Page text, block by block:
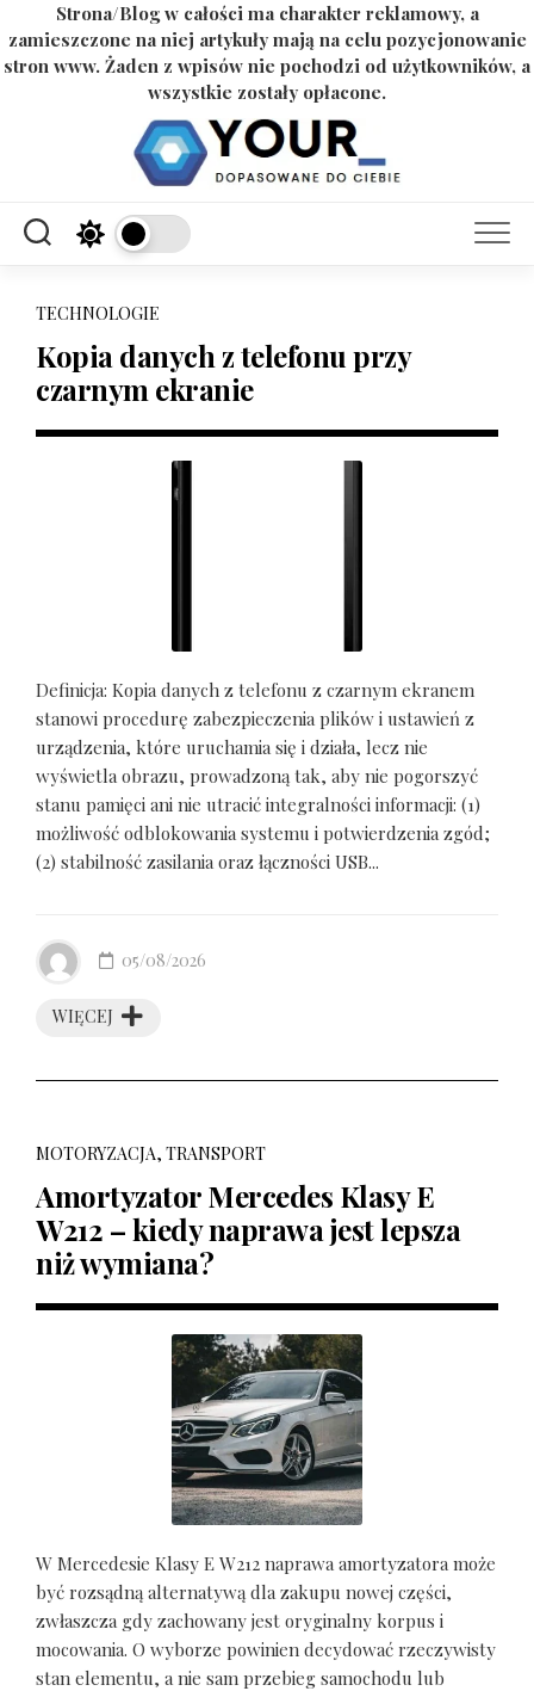
Strona/Blog w całości ma charakter reklamowy, a
zamieszczone na niej artykuły mają na celu pozycjonowanie
stron www. Żaden z wpisów nie pochodzi od użytkowników, a
wszystkie zostały opłacone.
TECHNOLOGIE
Kopia danych z telefonu przy
czarnym ekranie
Definicja: Kopia danych z telefonu z czarnym ekranem
stanowi procedurę zabezpieczenia plików i ustawień z
urządzenia, które uruchamia się i działa, lecz nie
wyświetla obrazu, prowadzoną tak, aby nie pogorszyć
stanu pamięci ani nie utracić integralności informacji: (1)
możliwość odblokowania systemu i potwierdzenia zgód;
(2) stabilność zasilania oraz łączności USB...
WIĘCEJ
05/08/2026
MOTORYZACJA, TRANSPORT
Amortyzator Mercedes Klasy E
W212 – kiedy naprawa jest lepsza
niż wymiana?
W Mercedesie Klasy E W212 naprawa amortyzatora może
być rozsądną alternatywą dla zakupu nowej części,
zwłaszcza gdy zachowany jest oryginalny korpus i
mocowania. O wyborze powinien decydować rzeczywisty
stan elementu, a nie sam przebieg samochodu lub